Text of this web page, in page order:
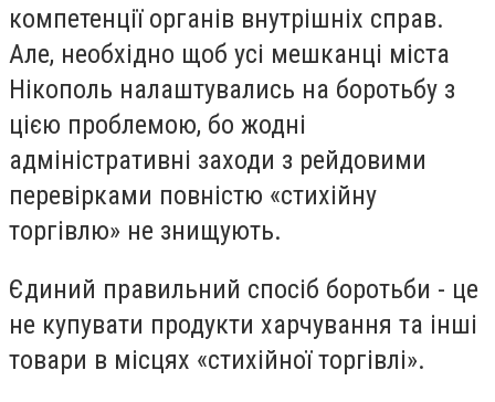
компетенції органів внутрішніх справ.
Але, необхідно щоб усі мешканці міста
Нікополь налаштувались на боротьбу з
цією проблемою, бо жодні
адміністративні заходи з рейдовими
перевірками повністю «стихійну
торгівлю» не знищують.
Єдиний правильний спосіб боротьби - це
не купувати продукти харчування та інші
товари в місцях «стихійної торгівлі».